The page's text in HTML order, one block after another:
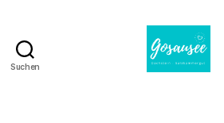
Suchen